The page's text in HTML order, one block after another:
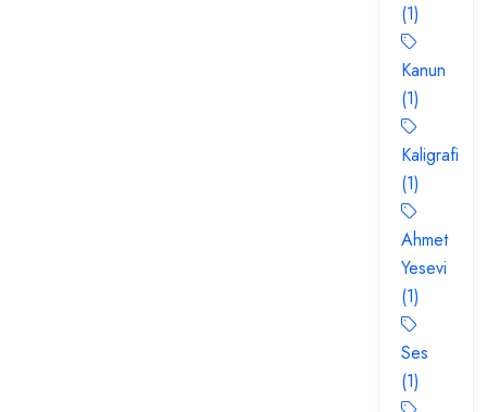
(1)
Kanun
(1)
Kaligrafi
(1)
Ahmet
Yesevi
(1)
Ses
(1)